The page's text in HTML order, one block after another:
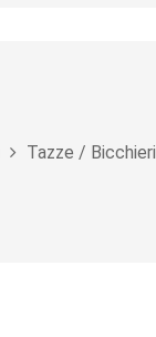
Tazze / Bicchieri